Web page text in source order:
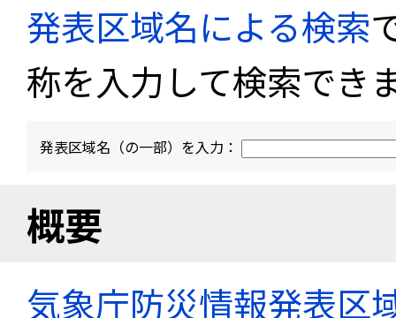
発表区域名による検索
称を入力して検索でき
発表区域名（の一部）を入力：
概要
気象庁防災情報発表区